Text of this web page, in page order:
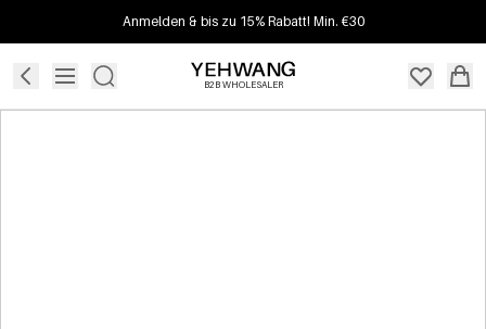
Anmelden & bis zu 15% Rabatt! Min. €30
B2B WHOLESALER